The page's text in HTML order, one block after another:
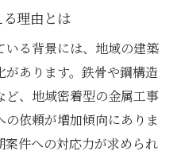
を見極めるコツを紹介
ぶ際の注意点を知る
ないための実践的な視
の流れと注意点
を進める流れを解説
理由とは
る背景には、地域の建築
あります。鉄骨や鋼構造
、地域密着型の金属工事
依頼が増加傾向にありま
件への対応力が求められ